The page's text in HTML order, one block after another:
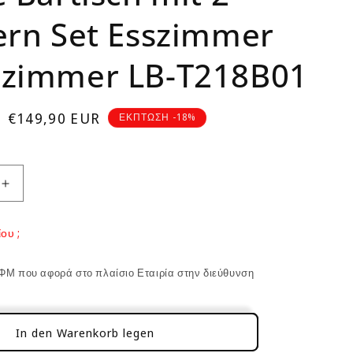
Set Esszimmer
LB-T218B01
Verkaufspreis
€149,90 EUR ΕΚΠΤΩΣΗ -18%
Erhöhe
die
für
Bartisch
2
Set
;
που αφορά στο πλαίσιο Εταιρία στην διεύθυνση
In den Warenkorb legen